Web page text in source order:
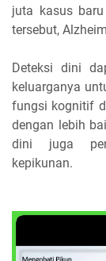
juta kasus
tersebut,
Deteksi dini
keluarganya
fungsi kognitif
dengan lebih
dini juga
kepikunan.